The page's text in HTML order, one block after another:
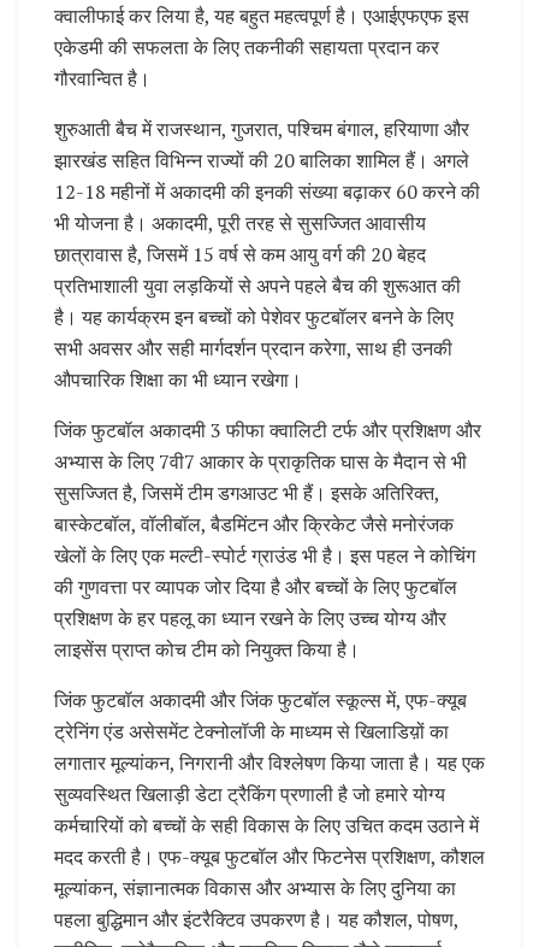
क्वालीफाई कर लिया है, यह बहुत महत्वपूर्ण है। एआईएफएफ इस
एकेडमी की सफलता के लिए तकनीकी सहायता प्रदान कर
गौरवान्वित है।
शुरुआती बैच में राजस्थान, गुजरात, पश्चिम बंगाल, हरियाणा और
झारखंड सहित विभिन्न राज्यों की 20 बालिका शामिल हैं। अगले
12-18 महीनों में अकादमी की इनकी संख्या बढ़ाकर 60 करने की
भी योजना है। अकादमी, पूरी तरह से सुसज्जित आवासीय
छात्रावास है, जिसमें 15 वर्ष से कम आयु वर्ग की 20 बेहद
प्रतिभाशाली युवा लड़कियों से अपने पहले बैच की शुरूआत की
है। यह कार्यक्रम इन बच्चों को पेशेवर फुटबॉलर बनने के लिए
सभी अवसर और सही मार्गदर्शन प्रदान करेगा, साथ ही उनकी
औपचारिक शिक्षा का भी ध्यान रखेगा।
जिंक फुटबॉल अकादमी 3 फीफा क्वालिटी टर्फ और प्रशिक्षण और
अभ्यास के लिए 7वी7 आकार के प्राकृतिक घास के मैदान से भी
सुसज्जित है, जिसमें टीम डगआउट भी हैं। इसके अतिरिक्त,
बास्केटबॉल, वॉलीबॉल, बैडमिंटन और क्रिकेट जैसे मनोरंजक
खेलों के लिए एक मल्टी-स्पोर्ट ग्राउंड भी है। इस पहल ने कोचिंग
की गुणवत्ता पर व्यापक जोर दिया है और बच्चों के लिए फुटबॉल
प्रशिक्षण के हर पहलू का ध्यान रखने के लिए उच्च योग्य और
लाइसेंस प्राप्त कोच टीम को नियुक्त किया है।
जिंक फुटबॉल अकादमी और जिंक फुटबॉल स्कूल्स में, एफ-क्यूब
ट्रेनिंग एंड असेसमेंट टेक्नोलॉजी के माध्यम से खिलाडिय़ों का
लगातार मूल्यांकन, निगरानी और विश्लेषण किया जाता है। यह एक
सुव्यवस्थित खिलाड़ी डेटा ट्रैकिंग प्रणाली है जो हमारे योग्य
कर्मचारियों को बच्चों के सही विकास के लिए उचित कदम उठाने में
मदद करती है। एफ-क्यूब फुटबॉल और फिटनेस प्रशिक्षण, कौशल
मूल्यांकन, संज्ञानात्मक विकास और अभ्यास के लिए दुनिया का
पहला बुद्धिमान और इंटरैक्टिव उपकरण है। यह कौशल, पोषण,